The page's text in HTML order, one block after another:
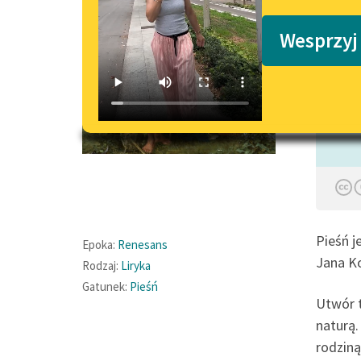
Epoka: Renesans
Rodzaj: Liryka
Gatunek: Pieśń
Pieśń
Jana
Utwór